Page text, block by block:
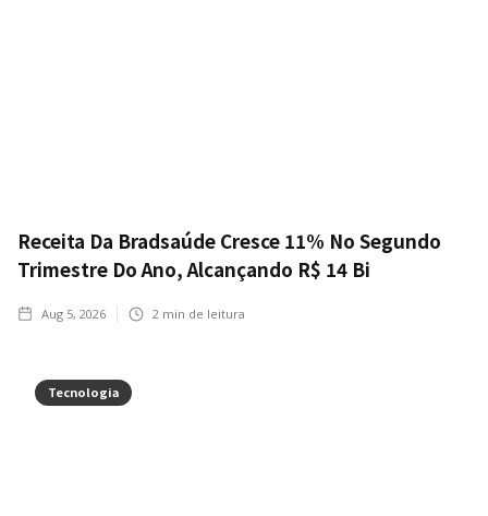
Receita Da Bradsaúde Cresce 11% No Segundo
Trimestre Do Ano, Alcançando R$ 14 Bi
Aug 5, 2026 2 min de leitura
Tecnologia